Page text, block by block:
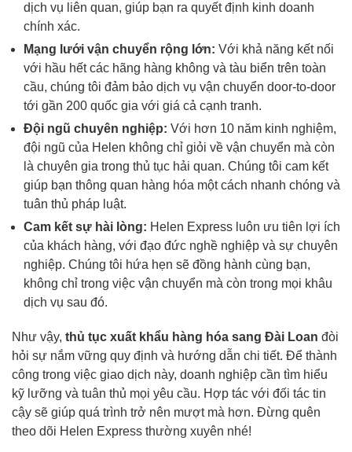
dịch vụ liên quan, giúp bạn ra quyết định kinh doanh
chính xác.
Mạng lưới vận chuyển rộng lớn: Với khả năng kết nối
với hầu hết các hãng hàng không và tàu biển trên toàn
cầu, chúng tôi đảm bảo dịch vụ vận chuyển door-to-door
tới gần 200 quốc gia với giá cả cạnh tranh.
Đội ngũ chuyên nghiệp: Với hơn 10 năm kinh nghiệm,
đội ngũ của Helen không chỉ giỏi về vận chuyển mà còn
là chuyên gia trong thủ tục hải quan. Chúng tôi cam kết
giúp bạn thông quan hàng hóa một cách nhanh chóng và
tuân thủ pháp luật.
Cam kết sự hài lòng: Helen Express luôn ưu tiên lợi ích
của khách hàng, với đạo đức nghề nghiệp và sự chuyên
nghiệp. Chúng tôi hứa hẹn sẽ đồng hành cùng bạn,
không chỉ trong việc vận chuyển mà còn trong mọi khâu
dịch vụ sau đó.
Như vậy, thủ tục xuất khẩu hàng hóa sang Đài Loan đòi
hỏi sự nắm vững quy định và hướng dẫn chi tiết. Để thành
công trong việc giao dịch này, doanh nghiệp cần tìm hiểu
kỹ lưỡng và tuân thủ mọi yêu cầu. Hợp tác với đối tác tin
cậy sẽ giúp quá trình trở nên mượt mà hơn. Đừng quên
theo dõi Helen Express thường xuyên nhé!